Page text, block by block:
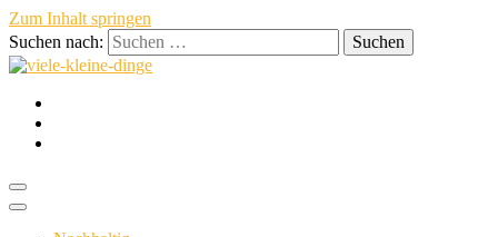
Zum Inhalt springen
Suchen nach:
nachhaltig vegan persönlich